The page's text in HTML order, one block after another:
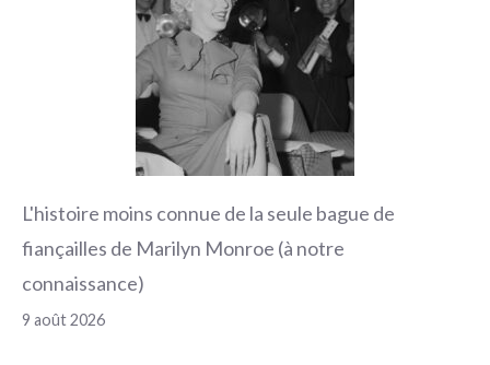
L'histoire moins connue de la seule bague de
fiançailles de Marilyn Monroe (à notre
connaissance)
9 août 2026